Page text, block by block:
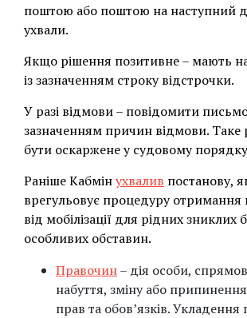
поштою або поштою на наступний
ухвали.
Якщо рішення позитивне – мають
із зазначенням строку відстрочки.
У разі відмови – повідомити
зазначенням причин відмови.
бути оскаржене у судовому
Раніше Кабмінухвалив постанову,
врегульовує процедуру отримання
від мобілізації для рідних зниклих
особливих обставин.
Правочин– дія особи,
набуття, зміну або
прав та обов’язків.